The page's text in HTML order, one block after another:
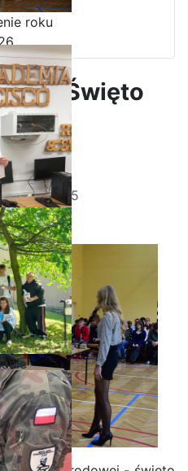
roku
i Święto
2025